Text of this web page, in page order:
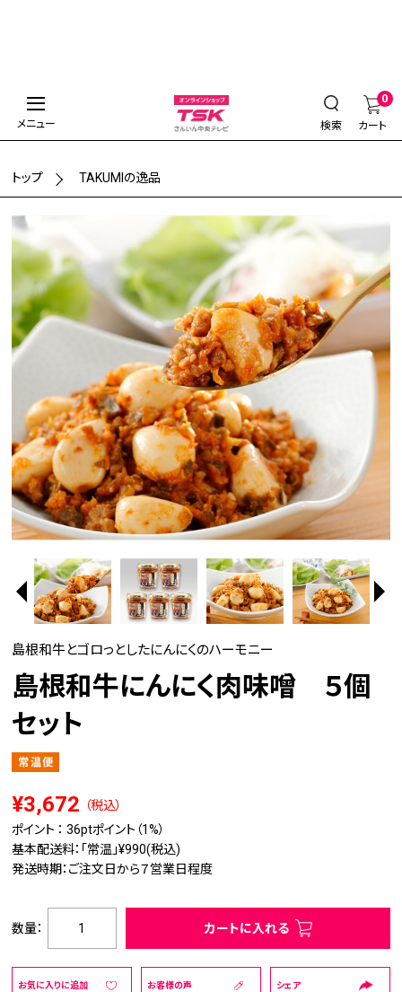
検索 カート
0
メニュー
トップ TAKUMIの逸品
島根和牛とゴロっとしたにんにくのハーモニー
島根和牛にんにく肉味噌 ５個
セット
¥3,672
（税込）
ポイント ： 36ptポイント（1%）
基本配送料：「常温」¥990(税込)
発送時期：ご注文日から７営業日程度
数量： カートに入れる
お気に入りに追加 お客様の声 シェア